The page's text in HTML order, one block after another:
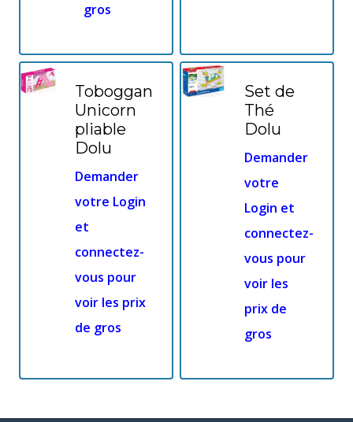
gros
Toboggan
Unicorn
pliable
Dolu
Demander
votre Login
et
connectez-
vous pour
voir les prix
de gros
Set de
Thé
Dolu
Demander
votre
Login et
connectez-
vous pour
voir les
prix de
gros